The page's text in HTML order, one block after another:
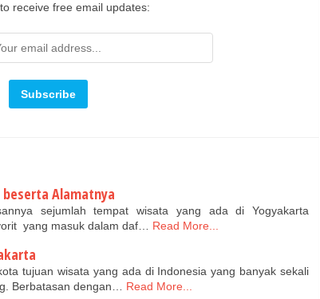
receive free email updates:
Alamatnya
sejumlah tempat wisata yang ada di Yogyakarta
yang masuk dalam daf… Read More...
tujuan wisata yang ada di Indonesia yang banyak sekali
Berbatasan dengan…
Read More...